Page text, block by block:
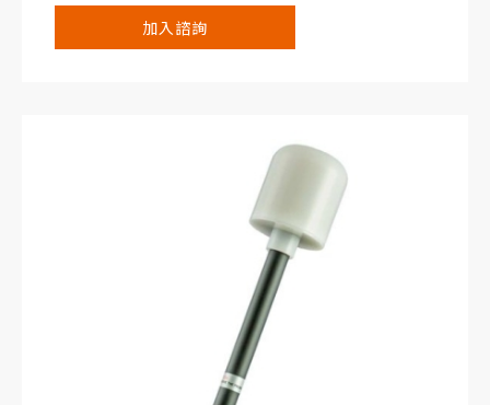
搭配NHT310寬頻電磁場分析儀或NHT3D選頻/
頻產生器、核磁共振機；發電廠及相關的維護與
控制系統；敏感場所（醫院）；鐵路及往返運輸
測量系統；無線電信系統例如行動電話基地台、
衛星通信設備、廣播設備、WiFi、Wi-Max及
加入諮詢